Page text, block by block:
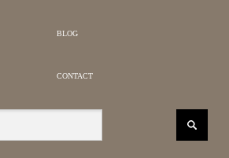
BLOG
CONTACT